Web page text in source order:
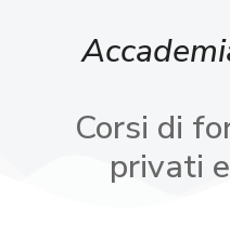
Corsi di
privati